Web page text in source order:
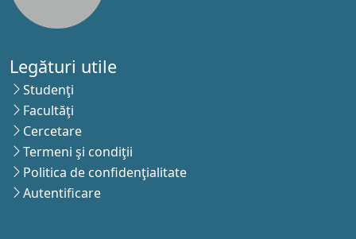
Legături utile
Studenţi
Facultăţi
Cercetare
Termeni şi condiţii
Politica de confidenţialitate
Autentificare